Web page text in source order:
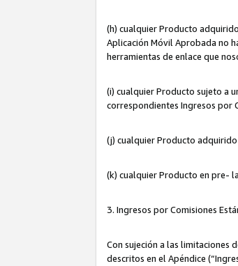
(h) cualquier Producto
Aplicación Móvil Aprobada no
herramientas de enlace que
(i) cualquier Producto sujeto a
correspondientes Ingresos por
(j) cualquier Producto
(k) cualquier Producto en pre-
3. Ingresos por Comisiones
Con sujeción a las limitaciones
descritos en el Apéndice